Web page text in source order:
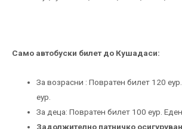
Само автобуски билет до Кушадаси:
За возрасни : Повратен билет 120
еур.
За деца: Повратен билет 100 еур.
Задолжително патничко